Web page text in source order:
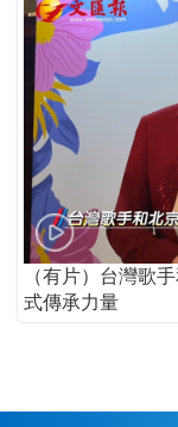
（有片）台灣歌
式傳承力量